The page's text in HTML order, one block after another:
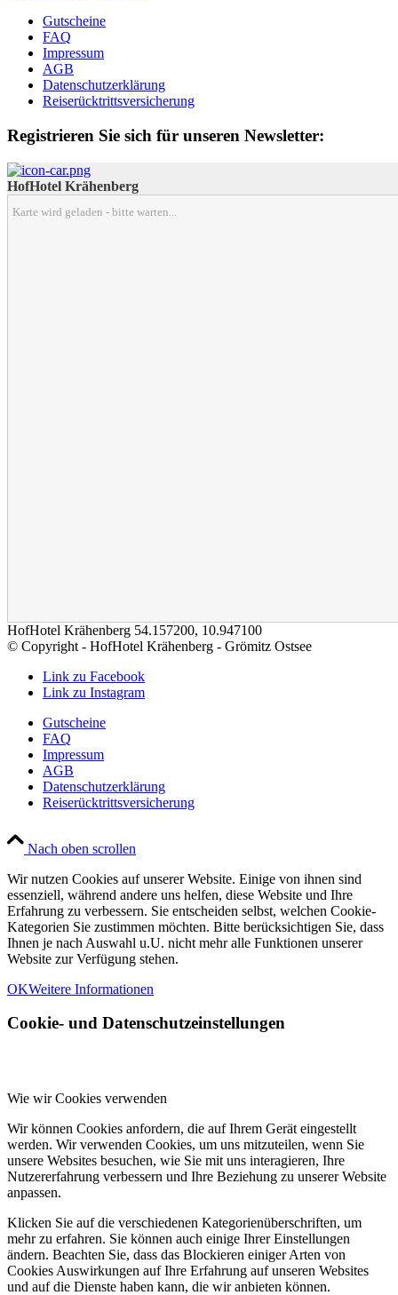
Gutscheine
FAQ
Impressum
AGB
Datenschutzerklärung
Reiserücktrittsversicherung
Registrieren Sie sich für unseren Newsletter:
HofHotel Krähenberg
Karte wird geladen - bitte warten...
HofHotel Krähenberg 54.157200, 10.947100
© Copyright - HofHotel Krähenberg - Grömitz Ostsee
Link zu Facebook
Link zu Instagram
Gutscheine
FAQ
Impressum
AGB
Datenschutzerklärung
Reiserücktrittsversicherung
Nach oben scrollen
Wir nutzen Cookies auf unserer Website. Einige von ihnen sind
essenziell, während andere uns helfen, diese Website und Ihre
Erfahrung zu verbessern. Sie entscheiden selbst, welchen Cookie-
Kategorien Sie zustimmen möchten. Bitte berücksichtigen Sie, dass
Ihnen je nach Auswahl u.U. nicht mehr alle Funktionen unserer
Website zur Verfügung stehen.
OKWeitere Informationen
Cookie- und Datenschutzeinstellungen
Wie wir Cookies verwenden
Wir können Cookies anfordern, die auf Ihrem Gerät eingestellt
werden. Wir verwenden Cookies, um uns mitzuteilen, wenn Sie
unsere Websites besuchen, wie Sie mit uns interagieren, Ihre
Nutzererfahrung verbessern und Ihre Beziehung zu unserer Website
anpassen.
Klicken Sie auf die verschiedenen Kategorienüberschriften, um
mehr zu erfahren. Sie können auch einige Ihrer Einstellungen
ändern. Beachten Sie, dass das Blockieren einiger Arten von
Cookies Auswirkungen auf Ihre Erfahrung auf unseren Websites
und auf die Dienste haben kann, die wir anbieten können.